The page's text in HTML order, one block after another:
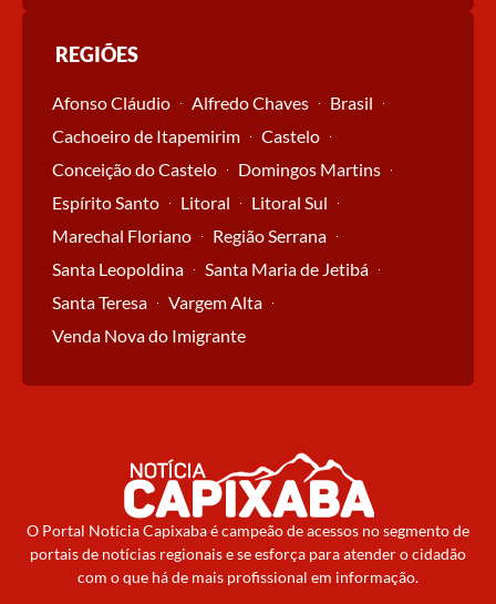
REGIÕES
Afonso Cláudio Alfredo Chaves
Brasil
Cachoeiro de Itapemirim
Castelo
Conceição do Castelo
Domingos Martins
Espírito Santo
Litoral
Litoral Sul
Marechal Floriano
Região Serrana
Santa Leopoldina
Santa Maria de Jetibá
Santa Teresa
Vargem Alta
Venda Nova do Imigrante
O Portal Notícia Capixaba é campeão de acessos no segmento de
portais de notícias regionais e se esforça para atender o cidadão
com o que há de mais profissional em informação.